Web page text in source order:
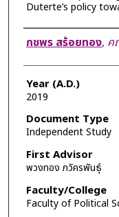
Duterte’s policy
Author
กชพร สร้อยทอง, ค
Year (A.D.)
2019
Document Type
Independent Study
First Advisor
พวงทอง ภวัครพันธุ์
Faculty/College
Faculty of Political